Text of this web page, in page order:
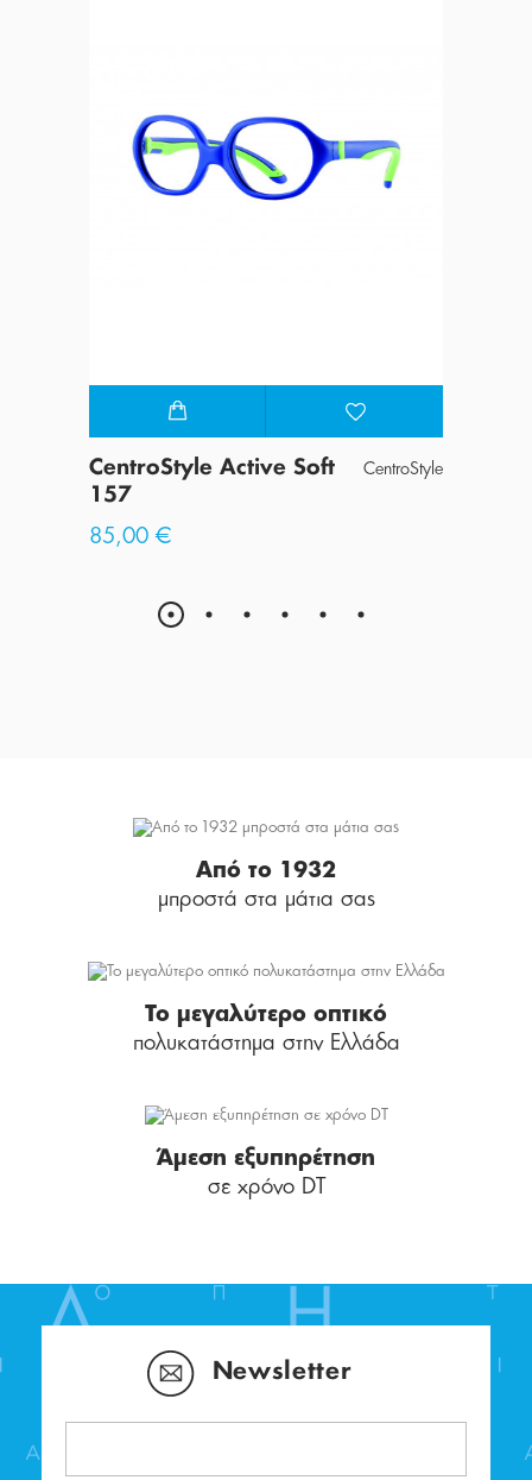
CentroStyle Active Soft
157
CentroStyle
85,00 €
Από το 1932
μπροστά στα μάτια σας
Το μεγαλύτερο οπτικό
πολυκατάστημα στην Ελλάδα
Άμεση εξυπηρέτηση
σε χρόνο DT
Newsletter